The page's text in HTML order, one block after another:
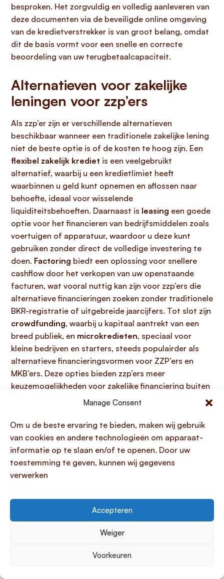
Manage Consent
Om u de beste ervaring te bieden, maken wij gebruik
van cookies en andere technologieën om apparaat-
informatie op te slaan en/of te openen. Door uw
toestemming te geven, kunnen wij gegevens
verwerken
Accepteren
Weiger
Voorkeuren
besproken. Het zorgvuldig en volledig aanleveren van
deze documenten via de beveiligde online omgeving
van de kredietverstrekker is van groot belang, omdat
dit de basis vormt voor een snelle en correcte
beoordeling van uw terugbetaalcapaciteit.
Alternatieven voor zakelijke
leningen voor zzp’ers
Als zzp’er zijn er verschillende alternatieven
beschikbaar wanneer een traditionele zakelijke lening
niet de beste optie is of de kosten te hoog zijn. Een
flexibel zakelijk krediet is een veelgebruikt
alternatief, waarbij u een kredietlimiet heeft
waarbinnen u geld kunt opnemen en aflossen naar
behoefte, ideaal voor wisselende
liquiditeitsbehoeften. Daarnaast is leasing een goede
optie voor het financieren van bedrijfsmiddelen zoals
voertuigen of apparatuur, waardoor u deze kunt
gebruiken zonder direct de volledige investering te
doen. Factoring biedt een oplossing voor snellere
cashflow door het verkopen van uw openstaande
facturen, wat vooral nuttig kan zijn voor zzp’ers die
alternatieve financieringen zoeken zonder traditionele
BKR-registratie of uitgebreide jaarcijfers. Tot slot zijn
crowdfunding, waarbij u kapitaal aantrekt van een
breed publiek, en microkredieten, speciaal voor
kleine bedrijven en starters, steeds populairder als
alternatieve financieringsvormen voor ZZP’ers en
MKB’ers. Deze opties bieden zzp’ers meer
keuzemogelijkheden voor zakelijke financiering buiten
Flexibele leningvormen afgestemd op
wisselende inkomsten
Voorzelfstandigen zonder personeel (zzp’ers)met
wisselende inkomsten zijn er zekerflexibele
leningvormen
karakter. Juist deze vaste maandlasten bieden
stabiliteit, maar binnen de persoonlijke lening zijn er
wel belangrijke flexibiliteiten ingebouwd. Zo heeft u de
, wat ideaal is bij een onverwachte